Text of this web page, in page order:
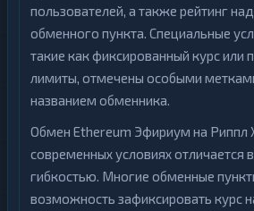
пользователей, а также рейтинг
обменного пункта. Специальные
такие как фиксированный курс или
лимиты, отмечены особыми
названием обменника.
Обмен Ethereum Эфириум на Риппл
современных условиях отличается
гибкостью. Многие обменные
возможность зафиксировать курс